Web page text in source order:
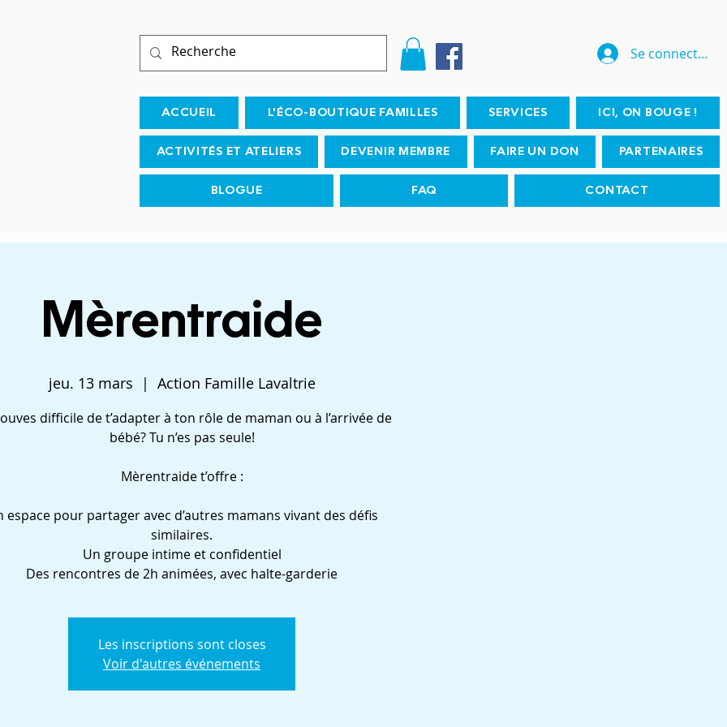
Se connecter
ACCUEIL L'ÉCO-BOUTIQUE FAMILLES SERVICES ICI, ON BOUGE !
ACTIVITÉS ET ATELIERS DEVENIR MEMBRE FAIRE UN DON PARTENAIRES
BLOGUE FAQ CONTACT
Mèrentraide
jeu. 13 mars
  |
Action Famille Lavaltrie
difficile de t’adapter à ton rôle de maman ou à l’arrivée de
bébé? Tu n’es pas seule!
Mèrentraide t’offre :
espace pour partager avec d’autres mamans vivant des défis
similaires.
Un groupe intime et confidentiel
Des rencontres de 2h animées, avec halte-garderie
Les inscriptions sont closes
Voir d'autres événements